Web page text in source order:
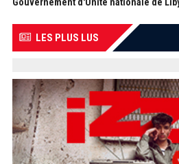
LES PLUS LUS